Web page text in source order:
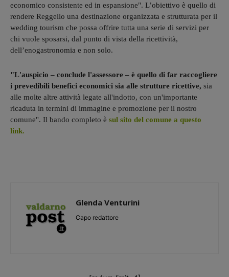
economico consistente ed in espansione". L’obiettivo è quello di
rendere Reggello una destinazione organizzata e strutturata per il
wedding tourism che possa offrire tutta una serie di servizi per
chi vuole sposarsi, dal punto di vista della ricettività,
dell’enogastronomia e non solo.
"L'auspicio – conclude l'assessore – è quello di far raccogliere
i prevedibili benefici economici sia alle strutture ricettive, sia
alle molte altre attività legate all'indotto, con un'importante
ricaduta in termini di immagine e promozione per il nostro
comune". Il bando completo è sul sito del comune a questo
link.
Glenda Venturini
Capo redattore